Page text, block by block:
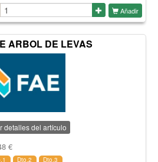
Añadir
ARBOL DE LEVAS
detalles del artículo
€
Dto.2 Dto.3